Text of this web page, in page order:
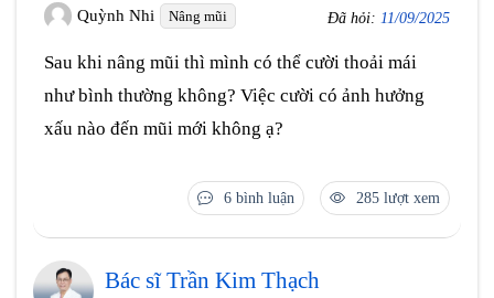
Quỳnh Nhi Nâng mũi Đã hỏi: 11/09/2025
Sau khi nâng mũi thì mình có thể cười thoải mái
như bình thường không? Việc cười có ảnh hưởng
xấu nào đến mũi mới không ạ?
6 bình luận 285 lượt xem
Bác sĩ Trần Kim Thạch